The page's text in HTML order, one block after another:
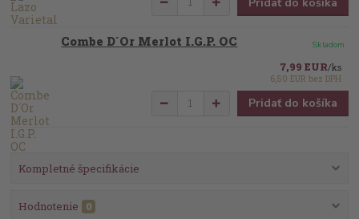
Combe D´Or Merlot I.G.P. OC
7,99 EUR/ks
6,50 EURbez DPH
Skladom
Pridať do košíka
Kompletné špecifikácie
Hodnotenie 0